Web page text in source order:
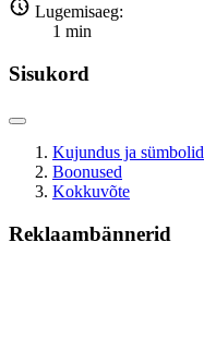
Lugemisaeg:
1 min
Sisukord
Kujundus ja sümbolid
Boonused
Kokkuvõte
Reklaambännerid